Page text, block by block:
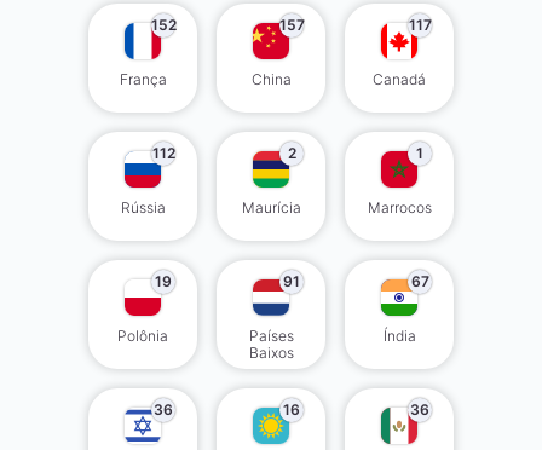
152
França
157
China
117
Canadá
112
Rússia
2
Maurícia
1
Marrocos
19
Polônia
91
Países
Baixos
67
Índia
36 16 36